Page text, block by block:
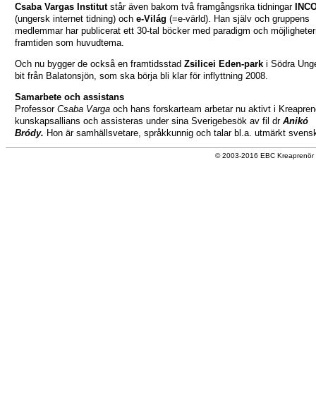
Csaba Vargas Institutstår även bakom två framgångsrika tidningar
(ungersk internet tidning) och e-Világ (=e-värld). Han själv och gruppens
medlemmar har publicerat ett 30-tal böcker med paradigm och
framtiden som huvudtema.
Och nu bygger de också en framtidsstad Zsilicei Eden-park i Södra
bit från Balatonsjön, som ska börja bli klar för inflyttning 2008.
Samarbete och assistans
Professor Csaba Varga och hans forskarteam arbetar nu aktivt i
kunskapsallians och assisteras under sina Sverigebesök av fil dr Anikó
Bródy. Hon är samhällsvetare, språkkunnig och talar bl.a. utmärkt
© 2003-2016 EBC Kreaprenör